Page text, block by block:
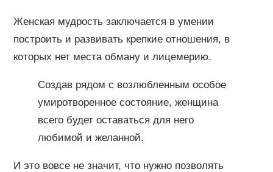
Женская мудрость заключается в умении
построить и развивать крепкие отношения, в
которых нет места обману и лицемерию.
Создав рядом с возлюбленным особое
умиротворенное состояние, женщина
всего будет оставаться для него
любимой и желанной.
И это вовсе не значит, что нужно позволять